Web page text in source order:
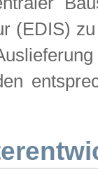
(EDIS)